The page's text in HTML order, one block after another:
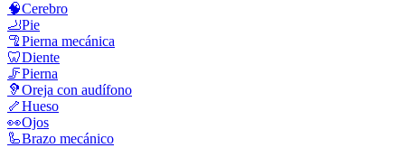
🧠Cerebro
🦶Pie
🦿Pierna mecánica
🦷Diente
🦵Pierna
🦻Oreja con audífono
🦴Hueso
👀Ojos
🦾Brazo mecánico